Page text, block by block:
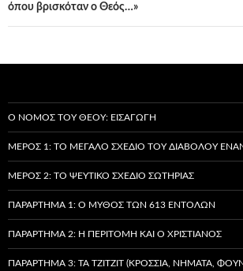
όπου βρισκόταν ο Θεός…»
Ο ΝΌΜΟΣ ΤΟΥ ΘΕΟΎ: ΕΙΣΑΓΩΓΉ
ΜΈΡΟΣ 1: ΤΟ ΜΕΓΆΛΟ ΣΧΈΔΙΟ ΤΟΥ ΔΙΑΒΌΛΟΥ
ΜΈΡΟΣ 2: ΤΟ ΨΕΎΤΙΚΟ ΣΧΈΔΙΟ ΣΩΤΗΡΊΑΣ
ΠΑΡΆΡΤΗΜΑ 1: Ο ΜΎΘΟΣ ΤΩΝ 613 ΕΝΤΟΛΏΝ
ΠΑΡΆΡΤΗΜΑ 2: Η ΠΕΡΙΤΟΜΉ ΚΑΙ Ο ΧΡΙΣΤΙΑΝΌΣ
ΠΑΡΆΡΤΗΜΑ 3: ΤΑ TZITZIT (ΚΡΌΣΣΙΑ, ΝΉΜΑΤΑ,